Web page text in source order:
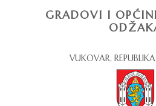
GRADOVI I
VUKOVAR,